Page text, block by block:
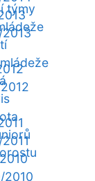
týmy
2010